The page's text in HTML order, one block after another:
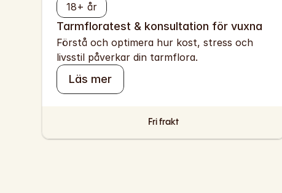
18+ år
Tarmfloratest & konsultation för vuxna
Förstå och optimera hur kost, stress och
livsstil påverkar din tarmflora.
Läs mer
Fri frakt